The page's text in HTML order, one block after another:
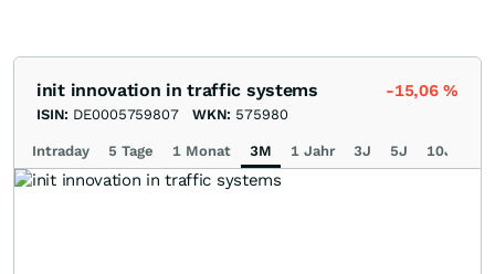
init innovation in traffic systems -15,06%
ISIN: DE0005759807 WKN: 575980
Intraday 5 Tage 1 Monat 3M 1 Jahr 3J 5J 10J